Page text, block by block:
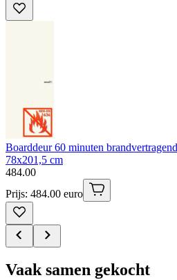
Boarddeur 60 minuten
78x201,5 cm
484.00
Prijs: 484.00 euro
Vaak samen gekocht